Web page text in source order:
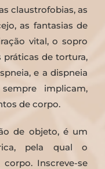
claustrofobias, as
as fantasias de
vital, o sopro
de tortura,
e a dispneia
implicam,
de corpo.
de objeto, é um
pela qual o
Inscreve-se